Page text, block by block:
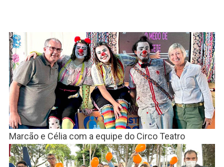
Marcão e Célia com a equipe do Circo Teatro